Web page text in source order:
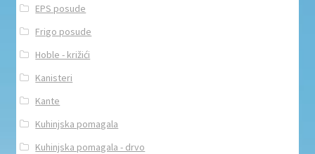
EPS posude
Frigo posude
Hoble - križići
Kanisteri
Kante
Kuhinjska pomagala
Kuhinjska pomagala - drvo